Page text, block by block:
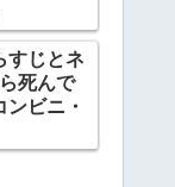
すじとネ
死んで
ビニ・